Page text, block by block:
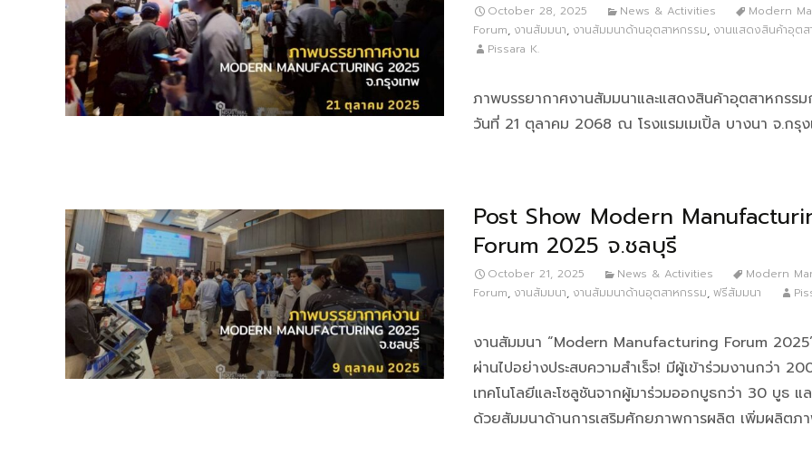
October 28, 2025 News & Activities
Modern
Forum, งานสัมมนา, งานสัมมนาด้านอุตสาหกรรม, งานแสดงสินค้าอุตส
Pissara K.
ภาพบรรยากาศงานสัมมนาและแสดงสินค้าอุตสาหกรร
วันที่ 21 ตุลาคม 2068 ณ โรงแรมเมเปิ้ล บางนา จ.กรุง
Post Show Modern
Forum 2025 จ.ชลบุรี
October 21, 2025 News & Activities
Modern
Forum, งานสัมมนา, งานสัมมนาด้านอุตสาหกรรม, ฟรีสัมมนา
งานสัมมนา “Modern Manufacturing Forum
ผ่านไปอย่างประสบความสำเร็จ! มีผู้เข้าร่วมงานกว่า
เทคโนโลยีและโซลูชันจากผู้มาร่วมออกบูธกว่า 30 บูธ แ
ด้วยสัมมนาด้านการเสริมศักยภาพการผลิต เพิ่มผลิตภ